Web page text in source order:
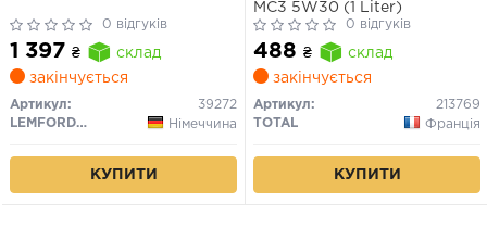
0 відгуків
1 397 ₴
склад
закінчується
Артикул:
39272
LEMFORDER
Німеччина
КУПИТИ
MC3 5W30 (1 Liter)
0 відгуків
488 ₴
склад
закінчується
Артикул:
213769
TOTAL
Франція
КУПИТИ